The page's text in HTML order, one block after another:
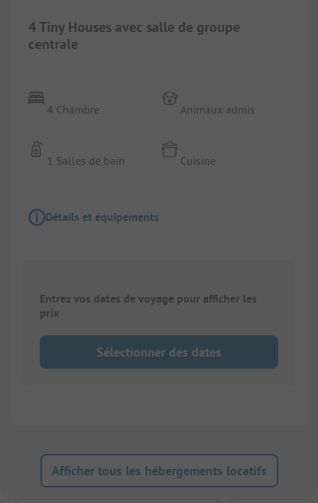
4 Tiny Houses avec salle de groupe
centrale
4 Chambre
1 Salles de bain
Animaux admis
Cuisine
Détails et équipements
Entrez vos dates de voyage pour afficher les
prix
Sélectionner des dates
Afficher tous les hébergements locatifs